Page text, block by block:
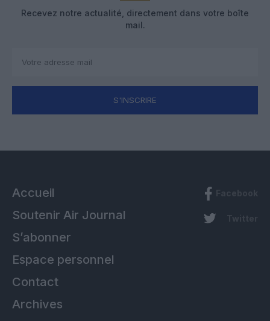
Recevez notre actualité, directement dans votre boîte
mail.
S'INSCRIRE
Accueil
Soutenir Air Journal
S’abonner
Espace personnel
Contact
Archives